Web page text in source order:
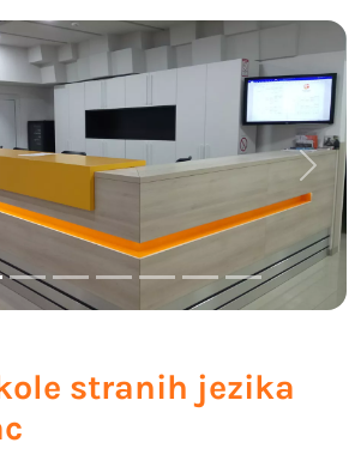
stranih jezika
Next